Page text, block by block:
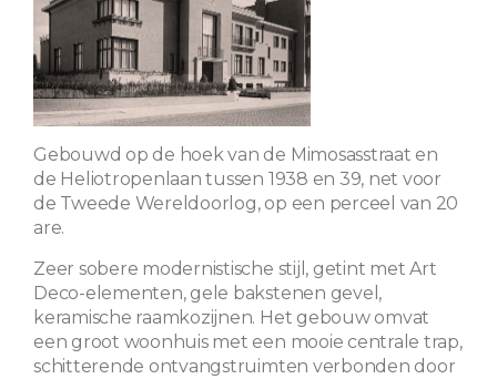
Gebouwd op de hoek van de Mimosasstraat en
de Heliotropenlaan tussen 1938 en 39, net voor
de Tweede Wereldoorlog, op een perceel van 20
are.
Zeer sobere modernistische stijl, getint met Art
Deco-elementen, gele bakstenen gevel,
keramische raamkozijnen. Het gebouw omvat
een groot woonhuis met een mooie centrale trap,
schitterende ontvangstruimten verbonden door